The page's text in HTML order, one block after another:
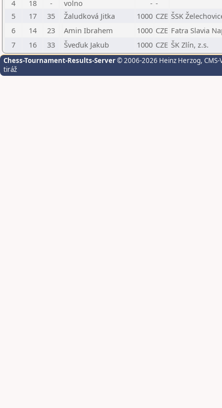
4
18 - volno - -
5
17 35 Žaludková Jitka 1000 CZE ŠSK
6
14 23 Amin Ibrahem 1000 CZE Fatra Slavia
7
16 33 Šveďuk Jakub 1000 CZE ŠK Zlín, z.s.
Chess-Tournament-Results-Server© 2006-2026 Heinz Herzog,
tiráž